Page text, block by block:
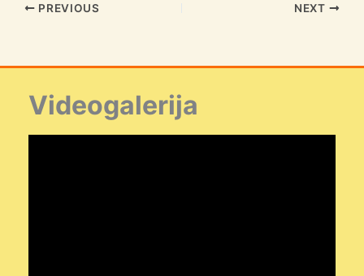
PREVIOUS NEXT
Videogalerija